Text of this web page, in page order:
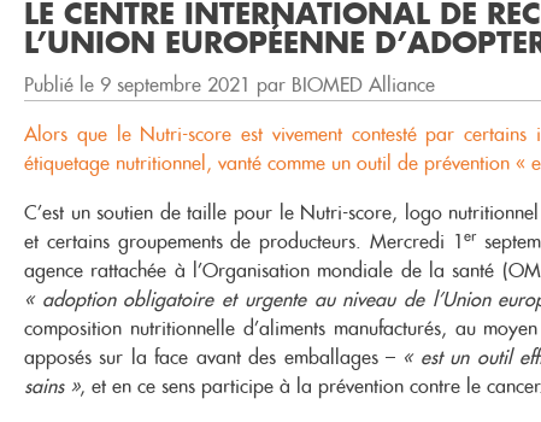
LE CENTRE INTERNATIONAL DE
L’UNION EUROPÉENNE
Publié le 9 septembre 2021 par BIOMED Alliance
Alors que le Nutri-score est vivement contesté par
étiquetage nutritionnel, vanté comme un outil de prévention «
C’est un soutien de taille pour le Nutri-score, logo
et certains groupements de producteurs. Mercredi 1 er
agence rattachée à l’Organisation mondiale de la santé
« adoption obligatoire et urgente au niveau de l’Union
composition nutritionnelle d’aliments manufacturés, au
apposés sur la face avant des emballages – « est un outil
sains », et en ce sens participe à la prévention contre le cancer.